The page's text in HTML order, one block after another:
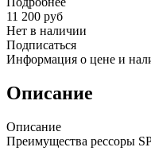
11 200 руб
Нет в наличии
Подписаться
Информация о цене и
Описание
Описание
Преимущества рессоры